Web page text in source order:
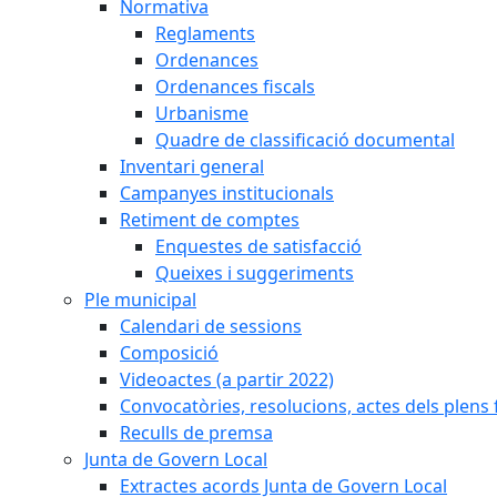
Normativa
Reglaments
Ordenances
Ordenances fiscals
Urbanisme
Quadre de classificació documental
Inventari general
Campanyes institucionals
Retiment de comptes
Enquestes de satisfacció
Queixes i suggeriments
Ple municipal
Calendari de sessions
Composició
Videoactes (a partir 2022)
Convocatòries, resolucions, actes dels plens
Reculls de premsa
Junta de Govern Local
Extractes acords Junta de Govern Local